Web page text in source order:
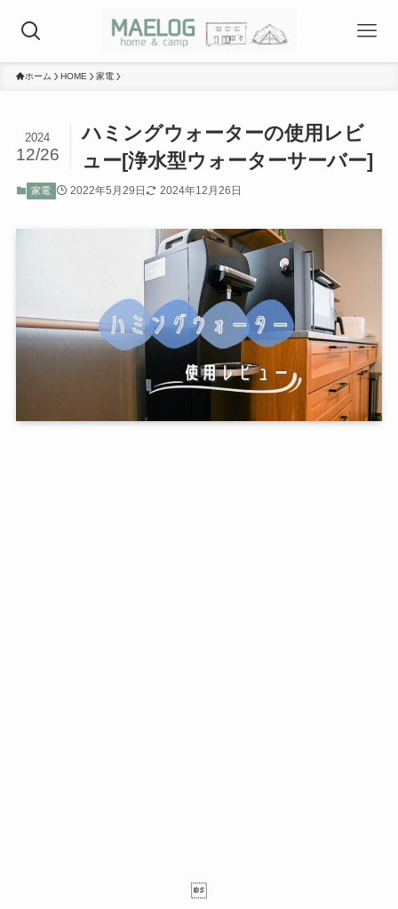
ホーム HOME 家電
ハミングウォーターの使用レビ
ュー[浄水型ウォーターサーバー]
2024
12/26
家電 2022年5月29日 2024年12月26日
